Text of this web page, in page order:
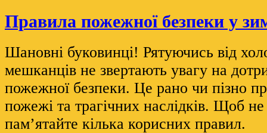
Правила пожежної безпеки у
Шановні буковинці! Рятуючись від
мешканців не звертають увагу на
пожежної безпеки. Це рано чи пізно
пожежі та трагічних наслідків. Щоб
пам’ятайте кілька корисних правил.